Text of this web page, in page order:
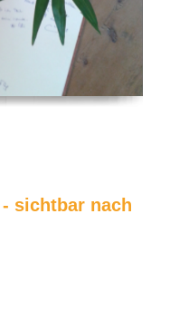
- sichtbar nach